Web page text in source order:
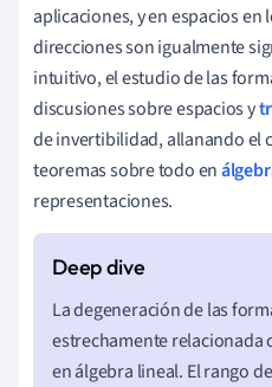
aplicaciones, y en espacios en
direcciones son igualmente
intuitivo, el estudio de las
discusiones sobre espacios y
de invertibilidad, allanando el
teoremas sobre todo en
representaciones.
La degeneración de las
estrechamente relacionada
en álgebra lineal. El rango